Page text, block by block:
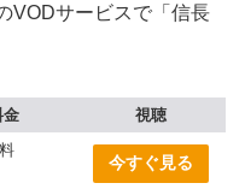
VODサービスで「信長
金
視聴
今すぐ見る